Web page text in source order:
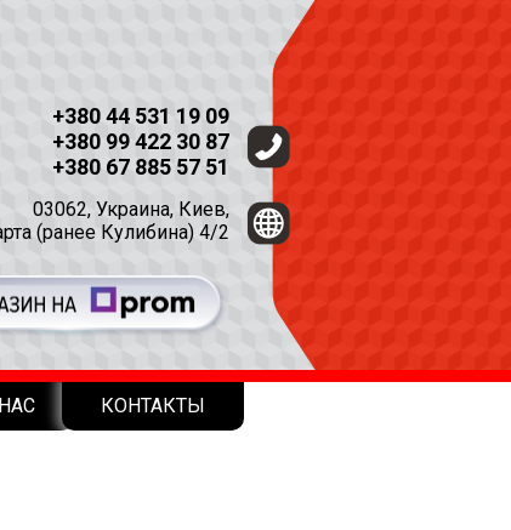
+380 44 531 19 09
+380 99 422 30 87
+380 67 885 57 51
03062, Украина, Киев,
(ранее Кулибина) 4/2
КОНТАКТЫ